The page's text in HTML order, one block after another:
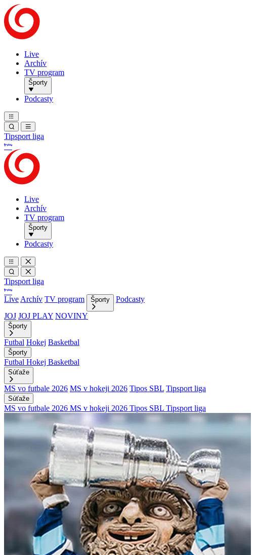
Live
Archív
TV program
Športy
Podcasty
Tipsport liga
Live
Archív
TV program
Športy
Podcasty
Tipsport liga
Live Archív TV program Športy
Podcasty
JOJ JOJ PLAY NOVINY
Športy
Futbal Hokej Basketbal
Športy
Futbal Hokej Basketbal
Súťaže
MS vo futbale 2026 MS v hokeji 2026 Tipos SBL Tipsport liga
Súťaže
MS vo futbale 2026 MS v hokeji 2026 Tipos SBL Tipsport liga